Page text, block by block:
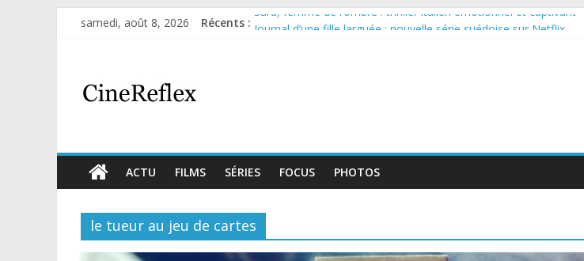
samedi, août 8, 2026 Récents : Sara, femme de l’ombre : thriller italien émotionnel et captivant
ACTU FILMS SÉRIES FOCUS PHOTOS
le tueur au jeu de cartes